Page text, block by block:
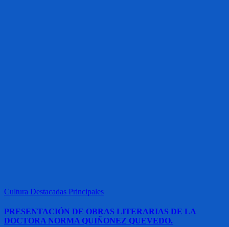
Cultura Destacadas Principales
PRESENTACIÓN DE OBRAS LITERARIAS DE LA
DOCTORA NORMA QUIÑONEZ QUEVEDO.